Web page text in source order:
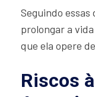
Seguindo
prolongar a
que ela opere
Riscos